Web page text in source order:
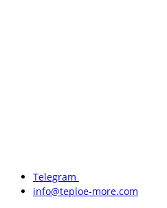
Telegram
info@teploe-more.com